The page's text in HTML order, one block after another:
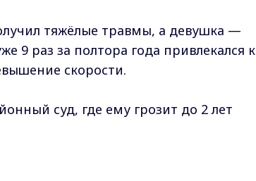
тяжёлые травмы, а девушка —
9 раз за полтора года привлекался к
скорости.
суд, где ему грозит до 2 лет